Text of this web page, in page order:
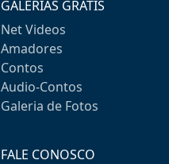
GALERIAS GRÁTIS
Net Videos
Amadores
Contos
Audio-Contos
Galeria de Fotos
FALE CONOSCO